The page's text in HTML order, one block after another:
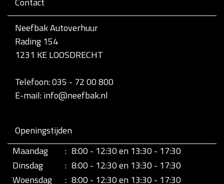
Neefbak Autoverhuur
Rading 154
1231 KE LOOSDRECHT
Telefoon: 035 - 72 00 800
E-mail: info@neefbak.nl
Openingstijden
Maandag
: 8:00 - 12:30 en 13:30 - 17:30
Dinsdag
: 8:00 - 12:30 en 13:30 - 17:30
Woensdag
: 8:00 - 12:30 en 13:30 - 17:30